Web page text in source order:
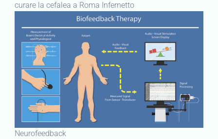
curare la cefalea a Roma Infernetto
Neurofeedback